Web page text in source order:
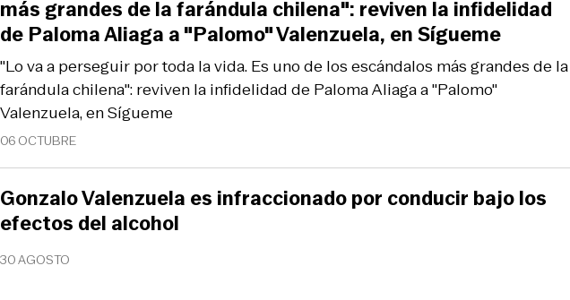
06 OCTUBRE
"Lo va a perseguir por toda la vida. Es uno de los escándalos más grandes de la
farándula chilena": reviven la infidelidad de Paloma Aliaga a "Palomo"
Valenzuela, en Sígueme
más grandes de la farándula chilena": reviven la infidelidad
de Paloma Aliaga a "Palomo" Valenzuela, en Sígueme
30 AGOSTO
Gonzalo Valenzuela es infraccionado por conducir bajo los
efectos del alcohol